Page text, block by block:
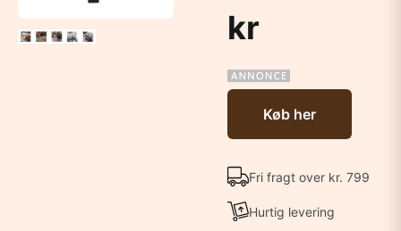
kr
Køb her
Fri fragt over kr. 799
Hurtig levering